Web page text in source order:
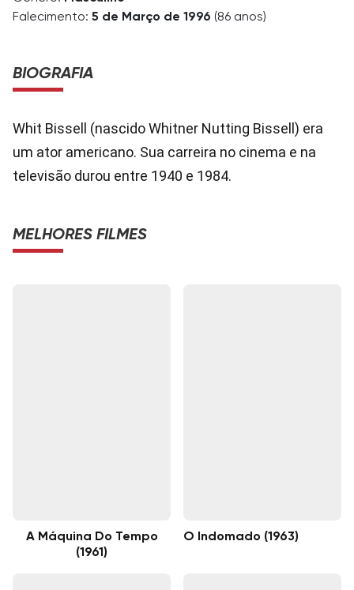
Falecimento: 5 de Março de 1996 (86 anos)
BIOGRAFIA
Whit Bissell (nascido Whitner Nutting Bissell) era
um ator americano. Sua carreira no cinema e na
televisão durou entre 1940 e 1984.
MELHORES FILMES
A Máquina Do Tempo
(1961)
O Indomado (1963)